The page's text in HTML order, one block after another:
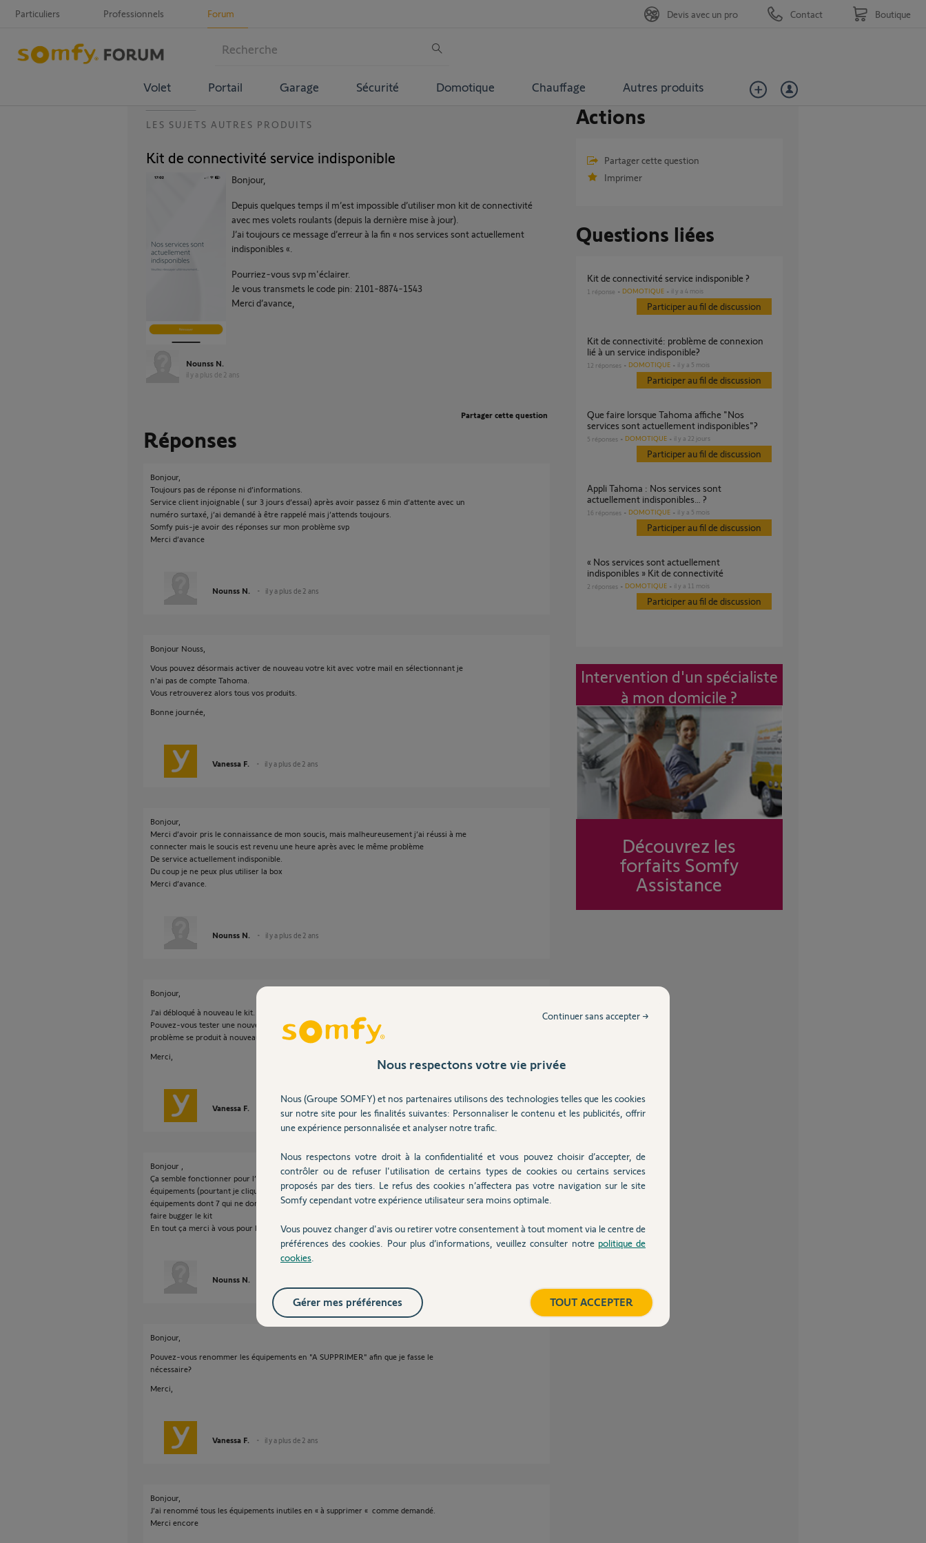
Particuliers Professionnels Forum
Volet Portail Garage Sécurité Domotique Chauffage Autres produits
Devis avec un pro Contact Boutique
LES SUJETS AUTRES PRODUITS
Kit de connectivité service indisponible
Bonjour,
Depuis quelques temps il m’est impossible d’utiliser mon kit de connectivité
avec mes volets roulants (depuis la dernière mise à jour).
J’ai toujours ce message d’erreur à la fin « nos services sont actuellement
indisponibles «.
Pourriez-vous svp m'éclairer.
Je vous transmets le code pin: 2101-8874-1543
Merci d’avance,
Nounss N.
il y a plus de 2 ans
Partager cette question
Réponses
Bonjour,
Toujours pas de réponse ni d’informations.
Service client injoignable ( sur 3 jours d’essai) après avoir passez 6 min d’attente avec un
numéro surtaxé, j’ai demandé à être rappelé mais j’attends toujours.
Somfy puis-je avoir des réponses sur mon problème svp
Merci d’avance
Nounss N. il y a plus de 2 ans
Bonjour Nouss,
Vous pouvez désormais activer de nouveau votre kit avec votre mail en sélectionnant je
n'ai pas de compte Tahoma.
Vous retrouverez alors tous vos produits.
Bonne journée,
Vanessa F. il y a plus de 2 ans
Bonjour,
Merci d’avoir pris le connaissance de mon soucis, mais malheureusement j’ai réussi à me
connecter mais le soucis est revenu une heure après avec le même problème
De service actuellement indisponible.
Du coup je ne peux plus utiliser la box
Merci d’avance.
Nounss N. il y a plus de 2 ans
Bonjour,
J'ai débloqué à nouveau le kit.
Pouvez-vous tester une nouvelle fois svp et me dire exactement ce qu'il se passe si le
problème se produit à nouveau?
Merci,
Vanessa F.
Bonjour ,
Ça semble fonctionner pour l’instant , mais je n’arrive pas à supprimer mes anciens
équipements (pourtant je clique bien sur supprimer l’équipement). Ce qui fais que j’ai 14
équipements dont 7 qui ne donc ne fonctionne pas. Je n’ose pas trop toucher de peur de
faire bugger le kit
En tout ça merci à vous pour l’aide apportée.
Nounss N.
Bonjour,
Pouvez-vous renommer les équipements en "A SUPPRIMER" afin que je fasse le
nécessaire?
Merci,
Vanessa F. il y a plus de 2 ans
Bonjour,
J’ai renommé tous les équipements inutiles en « à supprimer « comme demandé.
Merci encore
Actions
Partager cette question
Imprimer
Questions liées
Kit de connectivité service indisponible ?
1 réponse DOMOTIQUE il y a 4 mois
Participer au fil de discussion
Kit de connectivité: problème de connexion
lié à un service indisponible?
12 réponses DOMOTIQUE il y a 5 mois
Participer au fil de discussion
Que faire lorsque Tahoma affiche "Nos
services sont actuellement indisponibles"?
5 réponses DOMOTIQUE il y a 22 jours
Participer au fil de discussion
Appli Tahoma : Nos services sont
actuellement indisponibles… ?
16 réponses DOMOTIQUE il y a 5 mois
Participer au fil de discussion
« Nos services sont actuellement
indisponibles » Kit de connectivité
2 réponses DOMOTIQUE il y a 11 mois
Participer au fil de discussion
Intervention d'un spécialiste
à mon domicile ?
Découvrez les
forfaits Somfy
Assistance
Nous respectons votre vie privée
Nous (Groupe SOMFY) et nos partenaires utilisons des technologies telles que les cookies
sur notre site pour les finalités suivantes: Personnaliser le contenu et les publicités, offrir
une expérience personnalisée et analyser notre trafic.
Nous respectons votre droit à la confidentialité et vous pouvez choisir d’accepter, de
contrôler ou de refuser l'utilisation de certains types de cookies ou certains services
proposés par des tiers. Le refus des cookies n’affectera pas votre navigation sur le site
Somfy cependant votre expérience utilisateur sera moins optimale.
Vous pouvez changer d'avis ou retirer votre consentement à tout moment via le centre de
préférences des cookies. Pour plus d’informations, veuillez consulter notre politique de
cookies
Continuer sans accepter →
TOUT ACCEPTER
Gérer mes préférences